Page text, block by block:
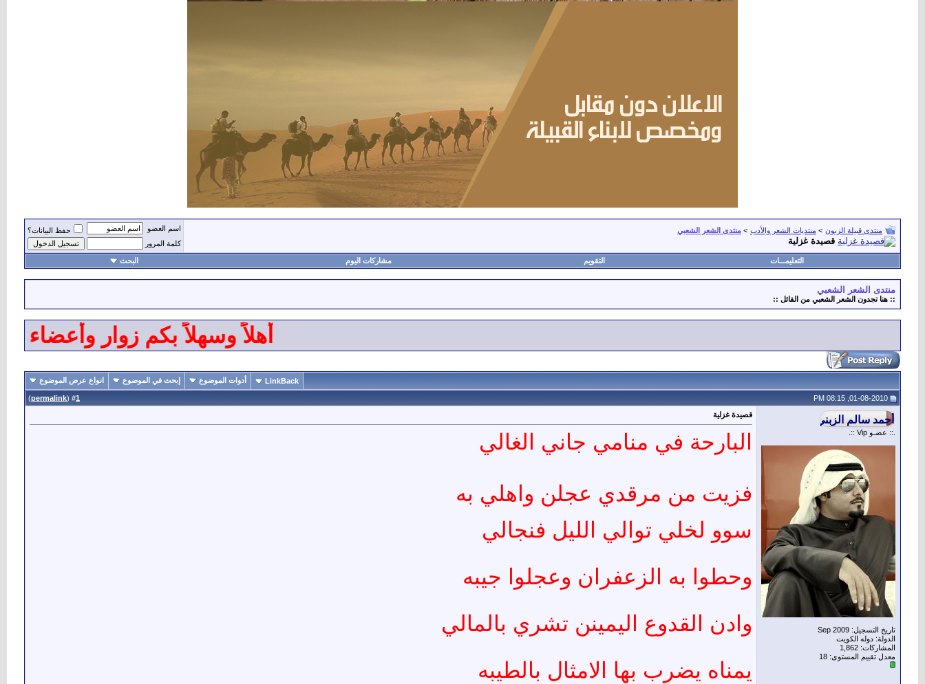
منتدى قبيلة الزبون > منتديات الشعر والأدب > منتدى الشعر الشعبي
قصيدة غزلية
اسم العضو
حفظ البيانات؟
كلمة المرور
التعليمـــات التقويم مشاركات اليوم البحث
منتدى الشعر الشعبي
:: هنا تجدون الشعر الشعبي من القائل ::
أهلاً وسهلاً بكم زوار وأعضاء
LinkBack أدوات الموضوع إبحث في الموضوع انواع عرض الموضوع
1
(
permalink
)
.:: عضـو Vip ::.
تاريخ التسجيل: Sep 2009
الدولة: دوله الكويت
المشاركات: 1,862
معدل تقييم المستوى: 18
قصيدة غزلية
البارحة في منامي جاني الغالي
فزيت من مرقدي عجلن واهلي به
سوو لخلي توالي الليل فنجالي
وحطوا به الزعفران وعجلوا جيبه
وادن القدوع اليمينن تشري بالمالي
يمناه يضرب بها الامثال بالطيبه